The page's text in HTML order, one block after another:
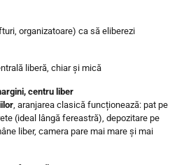
organizatoare) ca să eliberezi
liberă, chiar și mică
centru liber
, aranjarea clasică funcționează: pat pe
(ideal lângă fereastră), depozitare pe
liber, camera pare mai mare și mai